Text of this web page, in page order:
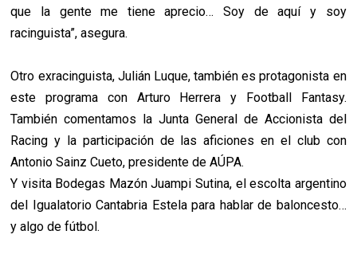
que la gente me tiene aprecio… Soy de aquí y soy
racinguista”, asegura.
Otro exracinguista, Julián Luque, también es protagonista en
este programa con Arturo Herrera y Football Fantasy.
También comentamos la Junta General de Accionista del
Racing y la participación de las aficiones en el club con
Antonio Sainz Cueto, presidente de AÚPA.
Y visita Bodegas Mazón Juampi Sutina, el escolta argentino
del Igualatorio Cantabria Estela para hablar de baloncesto…
y algo de fútbol.